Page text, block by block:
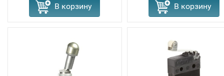
В корзину В корзину